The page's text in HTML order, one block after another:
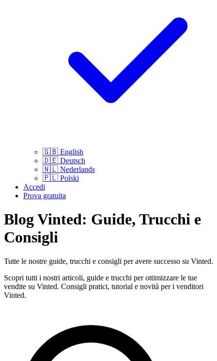
🇬🇧 English
🇩🇪 Deutsch
🇳🇱 Nederlands
🇵🇱 Polski
Accedi
Prova gratuita
Blog Vinted: Guide, Trucchi e
Consigli
Tutte le nostre guide, trucchi e consigli per avere successo su Vinted.
Scopri tutti i nostri articoli, guide e trucchi per ottimizzare le tue
vendite su Vinted. Consigli pratici, tutorial e novità per i venditori
Vinted.